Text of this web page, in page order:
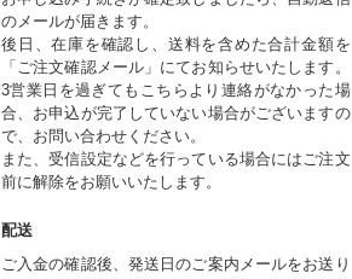
のメールが届きます。
後日、在庫を確認し、送料を含めた合計金額を
「ご注文確認メール」にてお知らせいたします。
3営業日を過ぎてもこちらより連絡がなかった場
合、お申込が完了していない場合がございますの
で、お問い合わせください。
また、受信設定などを行っている場合にはご注文
前に解除をお願いいたします。
配送
ご入金の確認後、発送日のご案内メールをお送り